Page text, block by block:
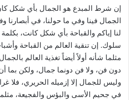
إن شرط المبدع هو الجمال بأي شكل
الجمال فينا وفي ما حولنا، في
لنا إياكم والقباحة بأي شكل كانت،
سلوك. إن تنقية العالم من القباحة
مثلما شأنه أولاً أيضاً تغذية العالم
دون فن، ولا فن دونما جمال، ولكن بما أن
وليس للجمال إلا إزميله الحريري، فلا
في جحيم الأسى والبؤس والفجيعة،